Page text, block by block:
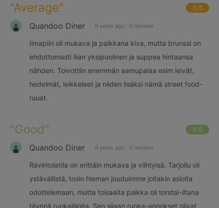
"Average" 3/6
Quandoo Diner 9 years ago · 0 reviews
Ilmapiiri oli mukava ja paikkana kiva, mutta brunssi on
ehdottomasti liian yksipuolinen ja suppea hintaansa
nähden. Toivottiin enemmän aamupalaa esim leivät,
hedelmät, leikkeleet ja niiden lisäksi nämä street food-
ruuat.
"Good" 4/6
Quandoo Diner 9 years ago · 0 reviews
Ravintolatila on erittäin mukava ja viihtyisä. Tarjoilu oli
ystävällistä, tosin hieman jouduimme joitakin asioita
odottelemaan, mutta toisaalta paikka oli torstai-iltana
täynnä ruokailijoita. Sen sijaan ruoka-annokset olivat